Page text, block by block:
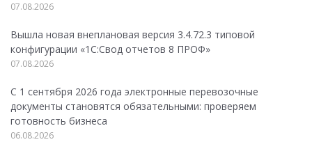
07.08.2026
Вышла новая внеплановая версия 3.4.72.3 типовой
конфигурации «1C:Свод отчетов 8 ПРОФ»
07.08.2026
С 1 сентября 2026 года электронные перевозочные
документы становятся обязательными: проверяем
готовность бизнеса
06.08.2026